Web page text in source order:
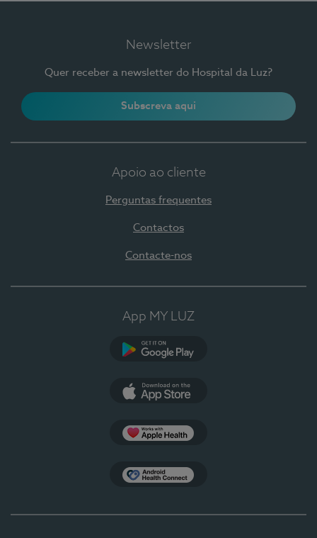
Newsletter
Quer receber a newsletter do Hospital da Luz?
Subscreva aqui
Apoio ao cliente
Perguntas frequentes
Contactos
Contacte-nos
App MY LUZ